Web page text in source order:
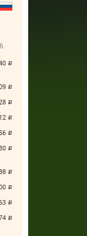
руб.
руб.
руб.
руб.
руб.
руб.
руб.
руб.
руб.
руб.